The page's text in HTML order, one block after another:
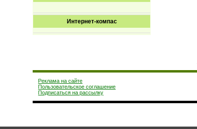
Интернет-компас
Реклама на сайте
Пользовательское соглашение
Подписаться на рассылку